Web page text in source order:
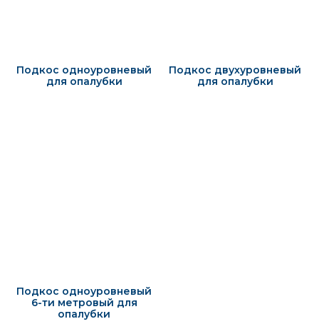
Подкос одноуровневый
для опалубки
Подкос двухуровневый
для опалубки
Подкос одноуровневый
6-ти метровый для
опалубки